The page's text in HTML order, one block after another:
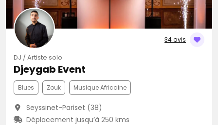
34 avis
DJ / Artiste solo
Djeygab Event
Blues Zouk Musique Africaine
Seyssinet-Pariset (38)
Déplacement jusqu’à 250 kms